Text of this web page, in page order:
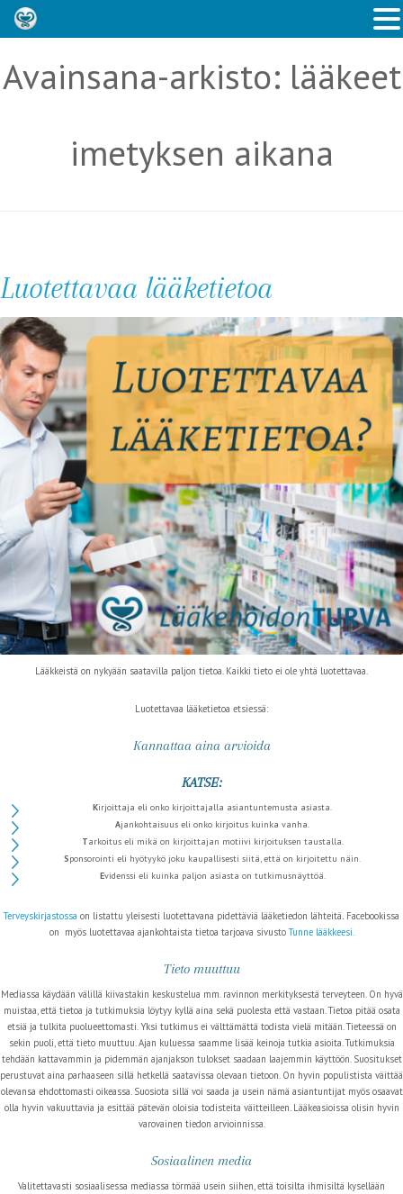
Avainsana-arkisto: lääkeet
imetyksen aikana
Luotettavaa lääketietoa
Lääkkeistä on nykyään saatavilla paljon tietoa. Kaikki tieto ei ole yhtä luotettavaa.
Luotettavaa lääketietoa etsiessä:
Kannattaa aina arvioida
KATSE:
Kirjoittaja eli onko kirjoittajalla asiantuntemusta asiasta.
Ajankohtaisuus eli onko kirjoitus kuinka vanha.
Tarkoitus eli mikä on kirjoittajan motiivi kirjoituksen taustalla.
Sponsorointi eli hyötyykö joku kaupallisesti siitä, että on kirjoitettu näin.
Evidenssi eli kuinka paljon asiasta on tutkimusnäyttöä.
Terveyskirjastossa on listattu yleisesti luotettavana pidettäviä lääketiedon lähteitä. Facebookissa
on myös luotettavaa ajankohtaista tietoa tarjoava sivusto Tunne lääkkeesi.
Tieto muuttuu
Mediassa käydään välillä kiivastakin keskustelua mm. ravinnon merkityksestä terveyteen. On hyvä
muistaa, että tietoa ja tutkimuksia löytyy kyllä aina sekä puolesta että vastaan. Tietoa pitää osata
etsiä ja tulkita puolueettomasti. Yksi tutkimus ei välttämättä todista vielä mitään. Tieteessä on
sekin puoli, että tieto muuttuu. Ajan kuluessa saamme lisää keinoja tutkia asioita. Tutkimuksia
tehdään kattavammin ja pidemmän ajanjakson tulokset saadaan laajemmin käyttöön. Suositukset
perustuvat aina parhaaseen sillä hetkellä saatavissa olevaan tietoon. On hyvin populistista väittää
olevansa ehdottomasti oikeassa. Suosiota sillä voi saada ja usein nämä asiantuntijat myös osaavat
olla hyvin vakuuttavia ja esittää pätevän oloisia todisteita väitteilleen. Lääkeasioissa olisin hyvin
varovainen tiedon arvioinnissa.
Sosiaalinen media
Valitettavasti sosiaalisessa mediassa törmää usein siihen, että toisilta ihmisiltä kysellään